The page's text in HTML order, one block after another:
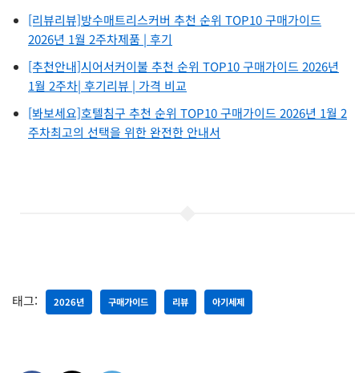
[리뷰리뷰]방수매트리스커버 추천 순위 TOP10 구매가이드
2026년 1월 2주차제품 | 후기
[추천안내]시어서커이불 추천 순위 TOP10 구매가이드 2026년
1월 2주차| 후기리뷰 | 가격 비교
[봐보세요]호텔침구 추천 순위 TOP10 구매가이드 2026년 1월 2
주차최고의 선택을 위한 완전한 안내서
태그: 2026년 구매가이드 리뷰 아기세제